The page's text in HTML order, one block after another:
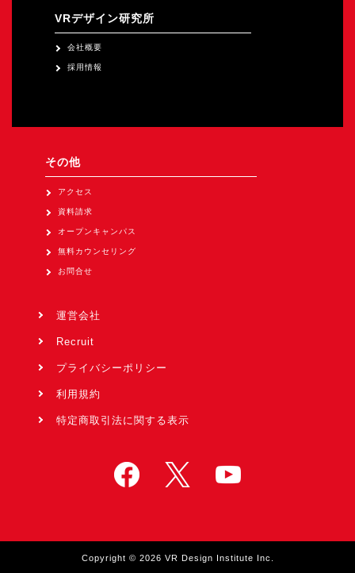
VRデザイン研究所
会社概要
採用情報
その他
アクセス
資料請求
オープンキャンパス
無料カウンセリング
お問合せ
運営会社
Recruit
プライバシーポリシー
利用規約
特定商取引法に関する表示
Copyright © 2026 VR Design Institute Inc.